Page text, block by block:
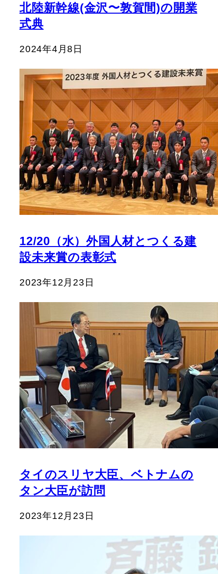
北陸新幹線(金沢〜敦賀間)の開業
式典
2024年4月8日
12/20（水）外国人材とつくる建
設未来賞の表彰式
2023年12月23日
タイのスリヤ大臣、ベトナムの
タン大臣が訪問
2023年12月23日